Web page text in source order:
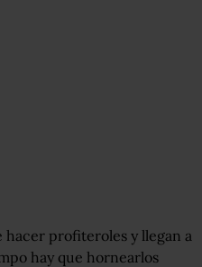
hacer profiteroles y llegan a
hay que hornearlos